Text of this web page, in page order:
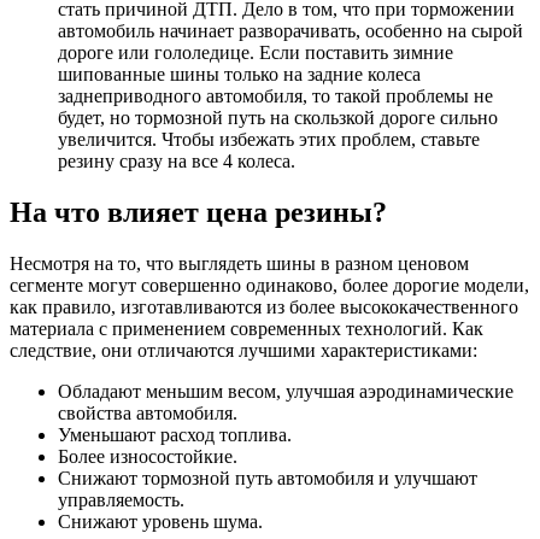
стать причиной ДТП. Дело в том, что при торможении
автомобиль начинает разворачивать, особенно на сырой
дороге или гололедице. Если поставить зимние
шипованные шины только на задние колеса
заднеприводного автомобиля, то такой проблемы не
будет, но тормозной путь на скользкой дороге сильно
увеличится. Чтобы избежать этих проблем, ставьте
резину сразу на все 4 колеса.
На что влияет цена резины?
Несмотря на то, что выглядеть шины в разном ценовом
сегменте могут совершенно одинаково, более дорогие модели,
как правило, изготавливаются из более высококачественного
материала с применением современных технологий. Как
следствие, они отличаются лучшими характеристиками:
Обладают меньшим весом, улучшая аэродинамические
свойства автомобиля.
Уменьшают расход топлива.
Более износостойкие.
Снижают тормозной путь автомобиля и улучшают
управляемость.
Снижают уровень шума.